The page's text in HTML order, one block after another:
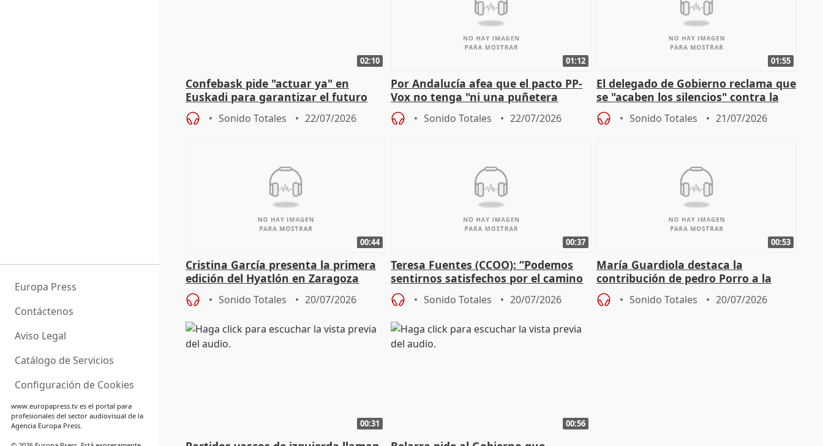
Europa Press
Contáctenos
Aviso Legal
Catálogo de Servicios
Configuración de Cookies
www.europapress.tves el portal para
profesionales del sector audiovisual de la
Agencia Europa Press.
02:10
Confebask pide "actuar ya" en
Euskadi para garantizar el futuro
con un pacto de país
Sonido Totales 22/07/2026
01:12
Por Andalucía afea que el pacto PP-
Vox no tenga "ni una puñetera
medida" contra violencia machista
Sonido Totales 22/07/2026
01:55
El delegado de Gobierno reclama que
se "acaben los silencios" contra la
violencia de género
Sonido Totales 21/07/2026
00:44
Cristina García presenta la primera
edición del Hyatlón en Zaragoza
Sonido Totales 20/07/2026
00:37
Teresa Fuentes (CCOO): “Podemos
sentirnos satisfechos por el camino
recorrido”
Sonido Totales 20/07/2026
00:53
María Guardiola destaca la
contribución de pedro Porro a la
"segunda estrella" de España
Sonido Totales 20/07/2026
00:31 00:56